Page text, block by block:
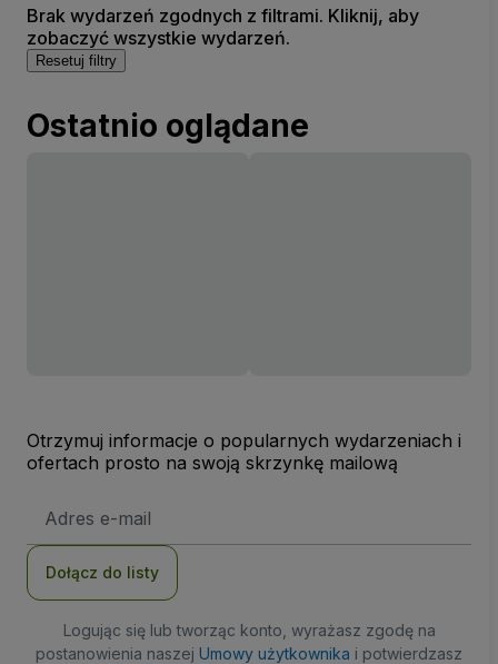
Brak wydarzeń zgodnych z filtrami. Kliknij, aby
zobaczyć wszystkie wydarzeń.
Resetuj filtry
Ostatnio oglądane
Otrzymuj informacje o popularnych wydarzeniach i
ofertach prosto na swoją skrzynkę mailową
e-
Dołącz do listy
Logując się lub tworząc konto, wyrażasz zgodę na
postanowienia naszej Umowy użytkownika i potwierdzasz